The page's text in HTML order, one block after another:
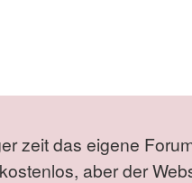
zeit das eigene
aber der